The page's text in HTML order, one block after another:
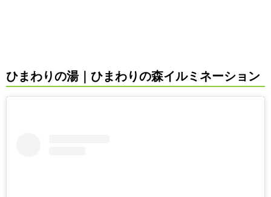
ひまわりの湯｜ひまわりの森イルミネーション